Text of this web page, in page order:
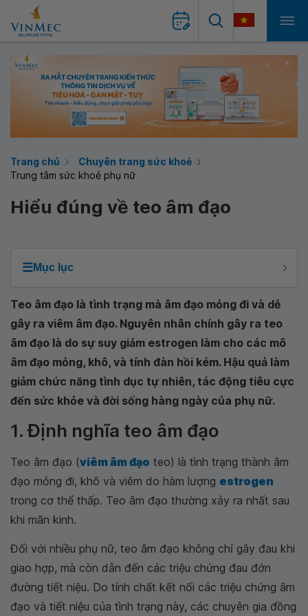
Trang chủ
Chuyên trang sức khoẻ
Trung tâm sức khoẻ phụ nữ
Hiểu đúng về teo âm đạo
☰Mục lục
Teo âm đạo là tình trạng mà âm đạo mỏng đi và dễ
gây ra viêm âm đạo. Nguyên nhân chính gây ra teo
âm đạo là do sự suy giảm estrogen làm cho các mô
âm đạo mỏng, khô, và tính đàn hồi kém. Hậu quả làm
giảm chức năng tình dục tự nhiên, tác động tiêu cực
đến sức khỏe và đời sống hàng ngày của phụ nữ.
1. Định nghĩa teo âm đạo
Teo âm đạo (viêm âm đạo teo) là tình trạng thành âm
đạo mỏng đi, khô và viêm do hàm lượng estrogen
trong cơ thể thấp. Teo âm đạo thường xảy ra nhất sau
khi mãn kinh.
Đối với nhiều phụ nữ, teo âm đạo không chỉ gây đau khi
giao hợp, mà còn dẫn đến các triệu chứng đau đớn
đường tiết niệu. Do tính chất kết nối các triệu chứng âm
đạo và tiết niệu của tình trạng này, các chuyên gia đồng